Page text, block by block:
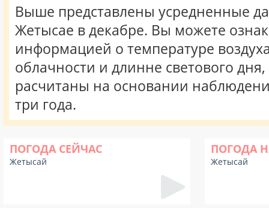
Выше представлены усредненные
Жетысае в декабре. Вы можете
информацией о температуре
облачности и длинне светового
расчитаны на основании
три года.
ПОГОДА СЕЙЧАС
Жетысай
ПОГОДА
Жетысай